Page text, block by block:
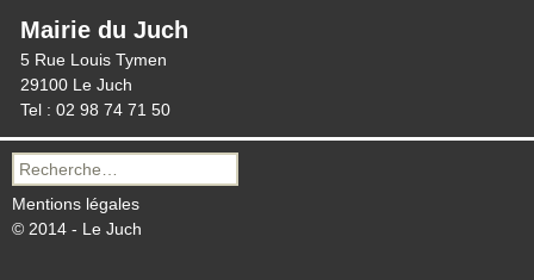
Mairie du Juch
5 Rue Louis Tymen
29100 Le Juch
Tel : 02 98 74 71 50
Recherche
pour :
Mentions légales
© 2014 - Le Juch